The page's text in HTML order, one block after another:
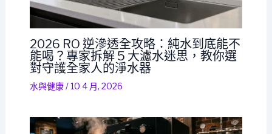
2026 RO 逆滲透全攻略：純水到底能不
能喝？專家拆解 5 大濾水迷思，教你選
對守護全家人的淨水器
水與健康/10 4 月, 2026